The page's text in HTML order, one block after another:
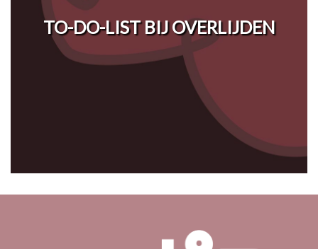
TO-DO-LIST BIJ OVERLIJDEN